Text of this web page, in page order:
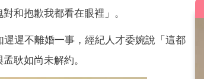
和抱歉我都看在眼裡」。
遲遲不離婚一事，經紀人才委婉說「這都
耿如尚未解約。